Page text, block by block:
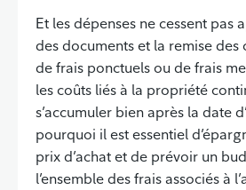
Et les dépenses ne cessent pas
des documents et la remise des
de frais ponctuels ou de frais
les coûts liés à la propriété
s’accumuler bien après la date
pourquoi il est essentiel
prix d’achat et de prévoir un
l’ensemble des frais associés à